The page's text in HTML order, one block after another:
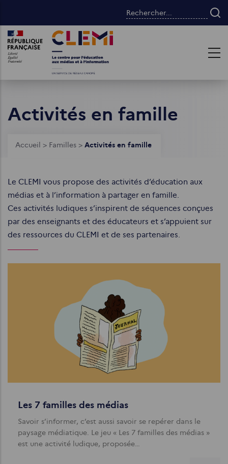
contenu
principal
Rechercher...
Images Images
Activités en famille
Fil
Accueil > Familles > Activités en famille
Le CLEMI vous propose des activités d’éducation aux
médias et à l’information à partager en famille.
Ces activités ludiques s’inspirent de séquences conçues
par des enseignants et des éducateurs et s’appuient sur
des ressources du CLEMI et de ses partenaires.
Les 7 familles des médias
Savoir s’informer, c’est aussi savoir se repérer dans le
paysage médiatique. Le jeu « Les 7 familles des médias »
est une activité ludique, proposée…